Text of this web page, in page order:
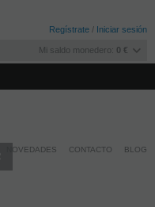
Regístrate / Iniciar sesión
Mi saldo monedero: 0 €
NOVEDADES CONTACTO BLOG